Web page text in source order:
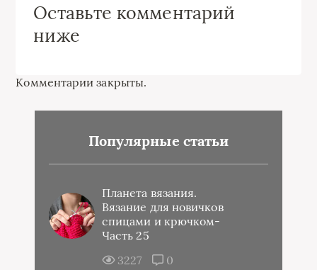
Оставьте комментарий
ниже
Комментарии закрыты.
Популярные статьи
Планета вязания.
Вязание для новичков
спицами и крючком-
Часть 25
3227
0